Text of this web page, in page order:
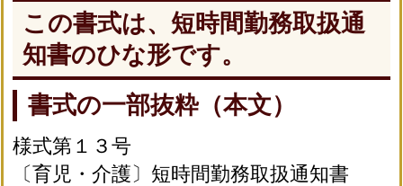
この書式は、短時間勤務取扱通
知書のひな形です。
書式の一部抜粋（本文）
様式第１３号
〔育児・介護〕短時間勤務取扱通知書